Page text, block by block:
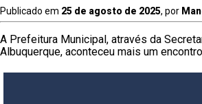
Publicado em 25 de agosto de 2025, por
A Prefeitura Municipal, através da
Albuquerque, aconteceu mais um